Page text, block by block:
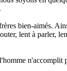
bien-aimés.
lent à parler,
n'accomplit